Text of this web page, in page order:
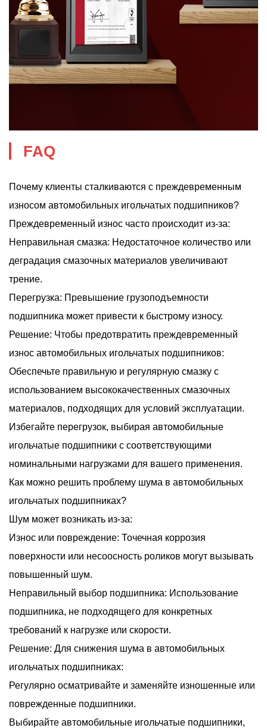
FAQ
Почему клиенты сталкиваются с преждевременным
износом автомобильных игольчатых подшипников?
Преждевременный износ часто происходит из-за:
Неправильная смазка: Недостаточное количество или
деградация смазочных материалов увеличивают
трение.
Перегрузка: Превышение грузоподъемности
подшипника может привести к быстрому износу.
Решение: Чтобы предотвратить преждевременный
износ автомобильных игольчатых подшипников:
Обеспечьте правильную и регулярную смазку с
использованием высококачественных смазочных
материалов, подходящих для условий эксплуатации.
Избегайте перегрузок, выбирая автомобильные
игольчатые подшипники с соответствующими
номинальными нагрузками для вашего применения.
Как можно решить проблему шума в автомобильных
игольчатых подшипниках?
Шум может возникать из-за:
Износ или повреждение: Точечная коррозия
поверхности или несоосность роликов могут вызывать
повышенный шум.
Неправильный выбор подшипника: Использование
подшипника, не подходящего для конкретных
требований к нагрузке или скорости.
Решение: Для снижения шума в автомобильных
игольчатых подшипниках:
Регулярно осматривайте и заменяйте изношенные или
поврежденные подшипники.
Выбирайте автомобильные игольчатые подшипники,